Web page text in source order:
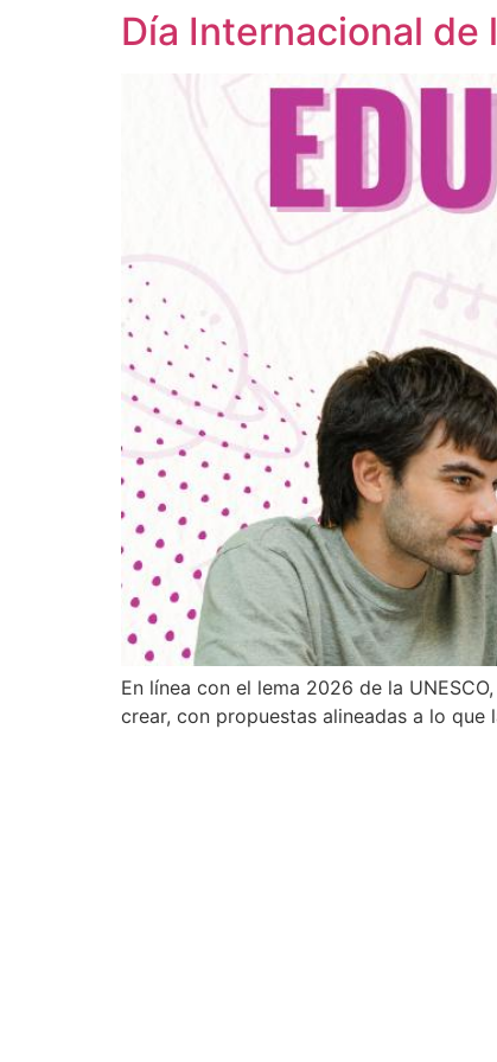
Día Internacional de
En línea con el lema 2026 de la
crear, con propuestas alineadas a lo que